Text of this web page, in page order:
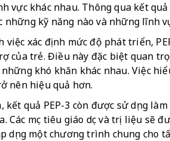
vực khác nhau. Thông qua kết
những kỹ năng nào và những lĩnh
việc xác định mức độ phát triển,
của trẻ. Điều này đặc biệt quan
khó khăn khác nhau. Việc
nên hiệu quả hơn.
kết quả PEP-3 còn được sử dụng
Các mục tiêu giáo dục và trị liệu
dụng một chương trình chung cho